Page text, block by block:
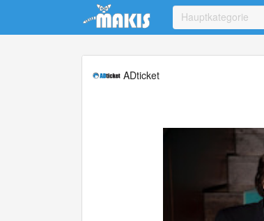
Update cookies preferences
Hauptkategorie
ADticket